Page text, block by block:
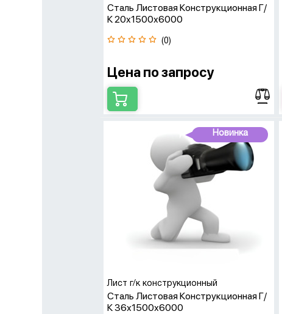
Сталь Листовая Конструкционная Г/
К 20х1500х6000
(0)
Цена по запросу
Новинка
Лист г/к конструкционный
Сталь Листовая Конструкционная Г/
К 36х1500х6000